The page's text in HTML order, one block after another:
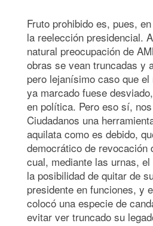
Fruto prohibido es, pues,
la reelección presidencial.
natural preocupación de
obras se vean truncadas y
pero lejanísimo caso que
ya marcado fuese
en política. Pero eso sí,
Ciudadanos una
aquilata como es debido,
democrático de revocación
cual, mediante las urnas,
la posibilidad de quitar de
presidente en funciones, y
colocó una especie de
evitar ver truncado su